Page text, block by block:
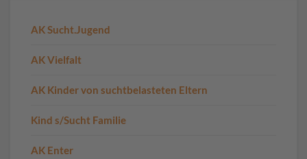
AK Sucht.Jugend
AK Vielfalt
AK Kinder von suchtbelasteten Eltern
Kind s/Sucht Familie
AK Enter